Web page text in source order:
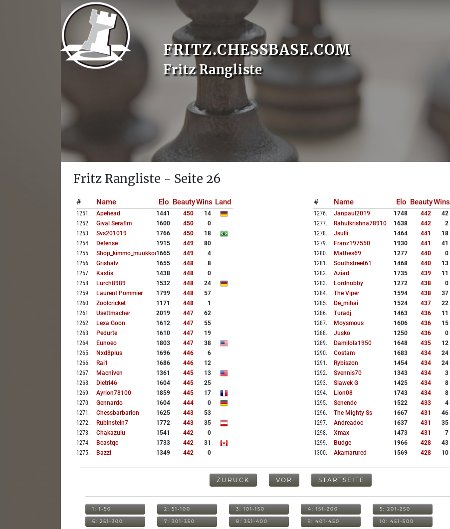
FRITZ.CHESSBASE.COM
Fritz Rangliste
Fritz Rangliste - Seite 26
# Name Elo BeautyWins Land
1251 . Apehead 1441 450
14
1252. Gival Serafim 1600 450
0
1253. Svs201019 1766 450
18
1254. Defense 1915 449
80
1255. Shop_kimmo_muukkonen
1665 449
4
1256. Grishalv 1655 448
8
1257. Kastis 1438 448
0
1258. Lurch8989 1532 448
24
1259. Laurent Pommier 1799 448
57
1260. Zoolcricket 1171 448
1
1261 . Usettmacher 2019 447
62
1262. Lexa Goon 1612 447
55
1263. Pedurte 1610 447
19
1264. Eunoeo 1803 447
38
1265. Nxd8plus 1696 446
6
1266. Rai1 1686 446
12
1267. Macniven 1361 445
13
1268. Dietri46 1604 445
25
1269. Ayrion78100 1859 445
17
1270. Gennardo 1604 444
0
1271 . Chessbarbarion 1625 443
53
1272. Rubinstein7 1772 443
35
1273. Chakazulu 1541 442
0
1274. Beastqc 1733 442
31
1275. Bazzi 1349 442 0
# Name Elo BeautyWins
1276. Janpaul2019 1748 442
42
1277. Rahulkrishna78910 1638 442
2
1278. Jsulli 1464 441
18
1279. Franz197550 1930 441
41
1280. Mathes69 1277 440
0
1281 . Southstreet61 1468 440
13
1282. Aziad 1735 439
11
1283. Lordnobby 1272 438
0
1284. The Viper 1594 438
37
1285. De_mihai 1524 437
22
1286. Turadj 1463 436
11
1287. Moysmous 1606 436
15
1288. Jusko 1250 436
0
1289. Damilola1950 1648 435
12
1290. Costam 1683 434
24
1291 . Rybiszon 1454 434
24
1292. Svennis70 1343 434
3
1293. Slawek G 1425 434
8
1294. Lion08 1743 434
8
1295. Senendc 1522 433
4
1296. The Mighty Ss 1667 431
46
1297. Andreadoc 1637 431
35
1298. Xmax 1473 431
7
1299. Budge 1966 428
43
1300. Akamarured 1569 428 10
ZURÜCK VOR STARTSEITE
1: 1-50 2: 51-100 3: 101-150 4: 151-200 5: 201-250
6: 251-300 7: 301-350 8: 351-400 9: 401-450 10: 451-500